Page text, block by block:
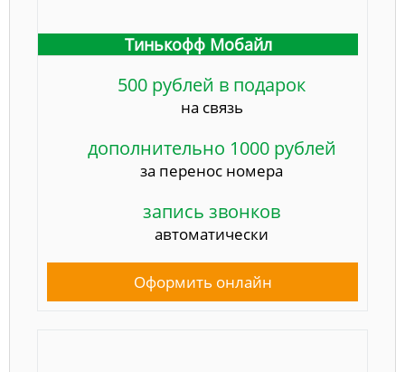
Тинькофф Мобайл
500 рублей в подарок
на связь
дополнительно 1000 рублей
за перенос номера
запись звонков
автоматически
Оформить онлайн